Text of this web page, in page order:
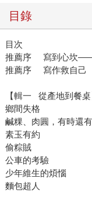
目錄
目次
推薦序 寫到心坎——
推薦序 寫作救自
【輯一 從產地到餐桌
鄉間失格
鹹粿、肉圓，有時還
素玉有約
偷粽賊
公車的考驗
少年維生的煩惱
麵包超人